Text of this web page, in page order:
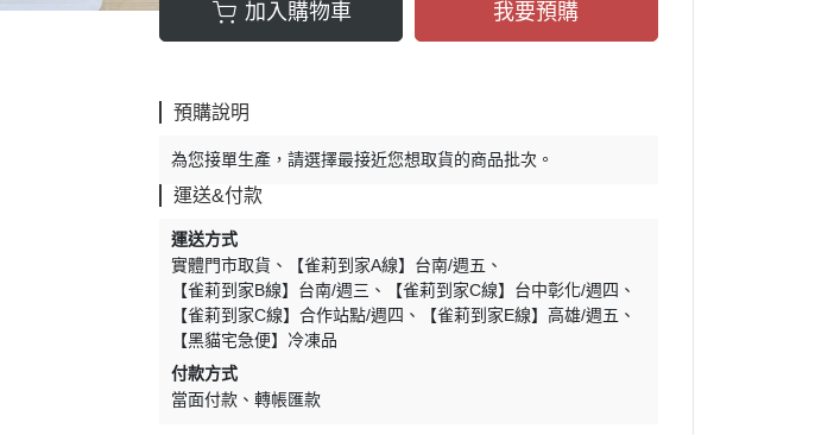
加入購物車 我要預購
預購說明
為您接單生產，請選擇最接近您想取貨的商品批次。
運送&付款
運送方式
實體門市取貨
【雀莉到家A線】台南/週五
【雀莉到家B線】台南/週三
【雀莉到家C線】台中彰化/週四
【雀莉到家C線】合作站點/週四
【雀莉到家E線】高雄/週五
【黑貓宅急便】冷凍品
付款方式
當面付款
轉帳匯款